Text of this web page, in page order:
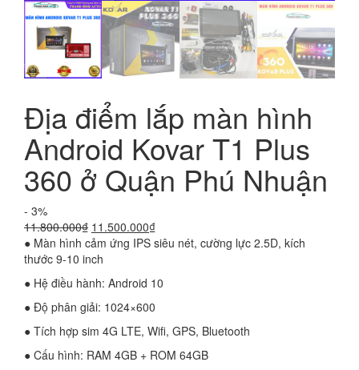
Địa điểm lắp màn hình
Android Kovar T1 Plus
360 ở Quận Phú Nhuận
- 3%
11.800.000₫ Giá
gốc
là:
11.500.000₫Giá
hiện
11.500.000₫.
● Màn hình cảm ứng IPS siêu nét, cường lực 2.5D, kích
thước 9-10 inch
● Hệ điều hành: Android 10
● Độ phân giải: 1024×600
● Tích hợp sim 4G LTE, Wifi, GPS, Bluetooth
● Cấu hình: RAM 4GB + ROM 64GB